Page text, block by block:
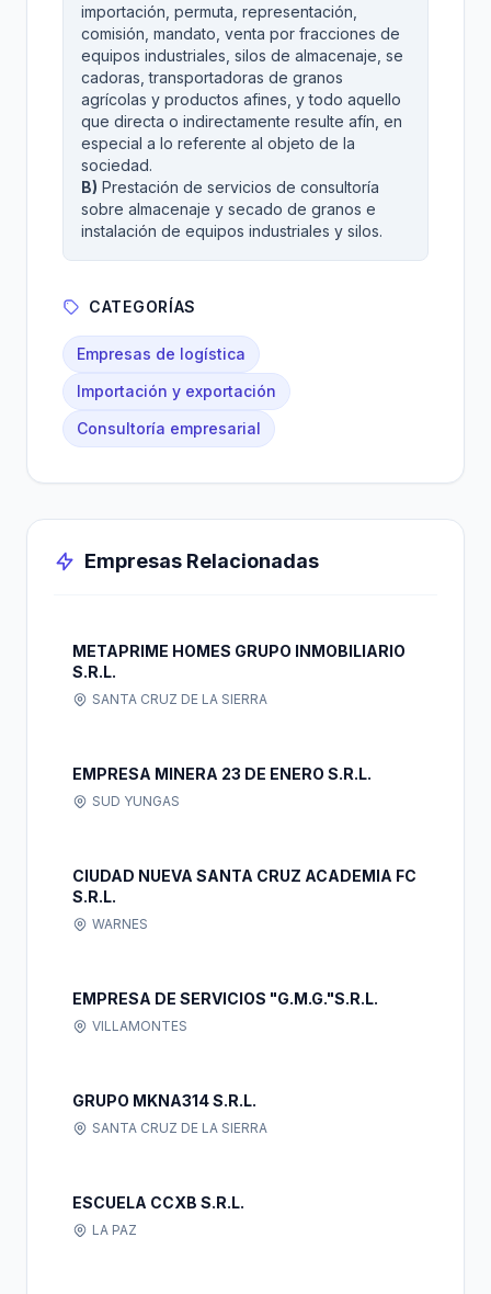
importación, permuta, representación,
comisión, mandato, venta por fracciones de
equipos industriales, silos de almacenaje, se
cadoras, transportadoras de granos
agrícolas y productos afines, y todo aquello
que directa o indirectamente resulte afín, en
especial a lo referente al objeto de la
sociedad.
B) Prestación de servicios de consultoría
sobre almacenaje y secado de granos e
instalación de equipos industriales y silos.
CATEGORÍAS
Empresas de logística
Importación y exportación
Consultoría empresarial
Empresas Relacionadas
METAPRIME HOMES GRUPO INMOBILIARIO
S.R.L.
SANTA CRUZ DE LA SIERRA
EMPRESA MINERA 23 DE ENERO S.R.L.
SUD YUNGAS
CIUDAD NUEVA SANTA CRUZ ACADEMIA FC
S.R.L.
WARNES
EMPRESA DE SERVICIOS "G.M.G."S.R.L.
VILLAMONTES
GRUPO MKNA314 S.R.L.
SANTA CRUZ DE LA SIERRA
ESCUELA CCXB S.R.L.
LA PAZ